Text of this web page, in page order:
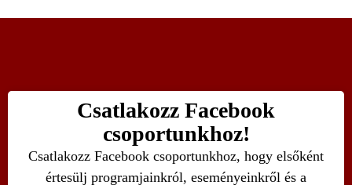
Csatlakozz Facebook
csoportunkhoz!
Csatlakozz Facebook csoportunkhoz, hogy elsőként
értesülj programjainkról, eseményeinkről és a